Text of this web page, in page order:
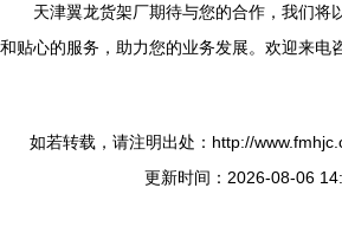
天津翼龙货架厂期待与您的合作，我们将
和贴心的服务，助力您的业务发展。欢迎来电
如若转载，请注明出处：http://
更新时间：2026-08-06